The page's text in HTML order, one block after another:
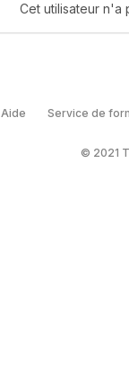
Cet utilisateur n'a
Aide Service de
© 2021